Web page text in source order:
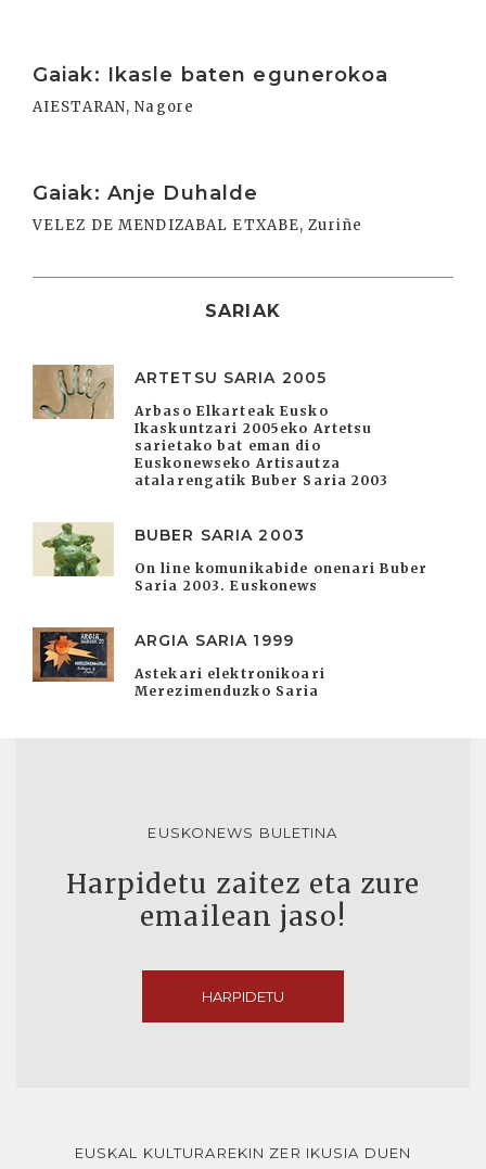
Gaiak: Ikasle baten egunerokoa
AIESTARAN, Nagore
Gaiak: Anje Duhalde
VELEZ DE MENDIZABAL ETXABE, Zuriñe
SARIAK
ARTETSU SARIA 2005
Arbaso Elkarteak Eusko
Ikaskuntzari 2005eko Artetsu
sarietako bat eman dio
Euskonewseko Artisautza
atalarengatik Buber Saria 2003
BUBER SARIA 2003
On line komunikabide onenari Buber
Saria 2003. Euskonews
ARGIA SARIA 1999
Astekari elektronikoari
Merezimenduzko Saria
EUSKONEWS BULETINA
Harpidetu zaitez eta zure
emailean jaso!
HARPIDETU
EUSKAL KULTURAREKIN ZER IKUSIA DUEN